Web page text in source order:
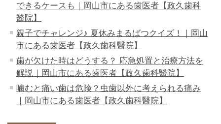
できるケースも｜岡山市にある歯医者【政久歯科
醫院】
親子でチャレンジ♪ 夏休みまるばつクイズ！｜岡山
市にある歯医者【政久歯科醫院】
歯が欠けた時はどうする？ 応急処置と治療方法を
解説｜岡山市にある歯医者【政久歯科醫院】
噛むと痛い歯は危険？虫歯以外に考えられる痛み
｜岡山市にある歯医者【政久歯科醫院】